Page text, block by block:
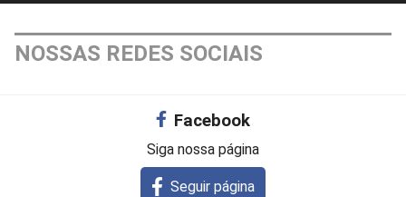
NOSSAS REDES SOCIAIS
Facebook
Siga nossa página
Seguir página